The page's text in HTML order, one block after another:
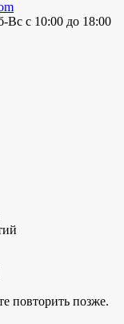
Вс с 10:00 до 18:00
повторить позже.